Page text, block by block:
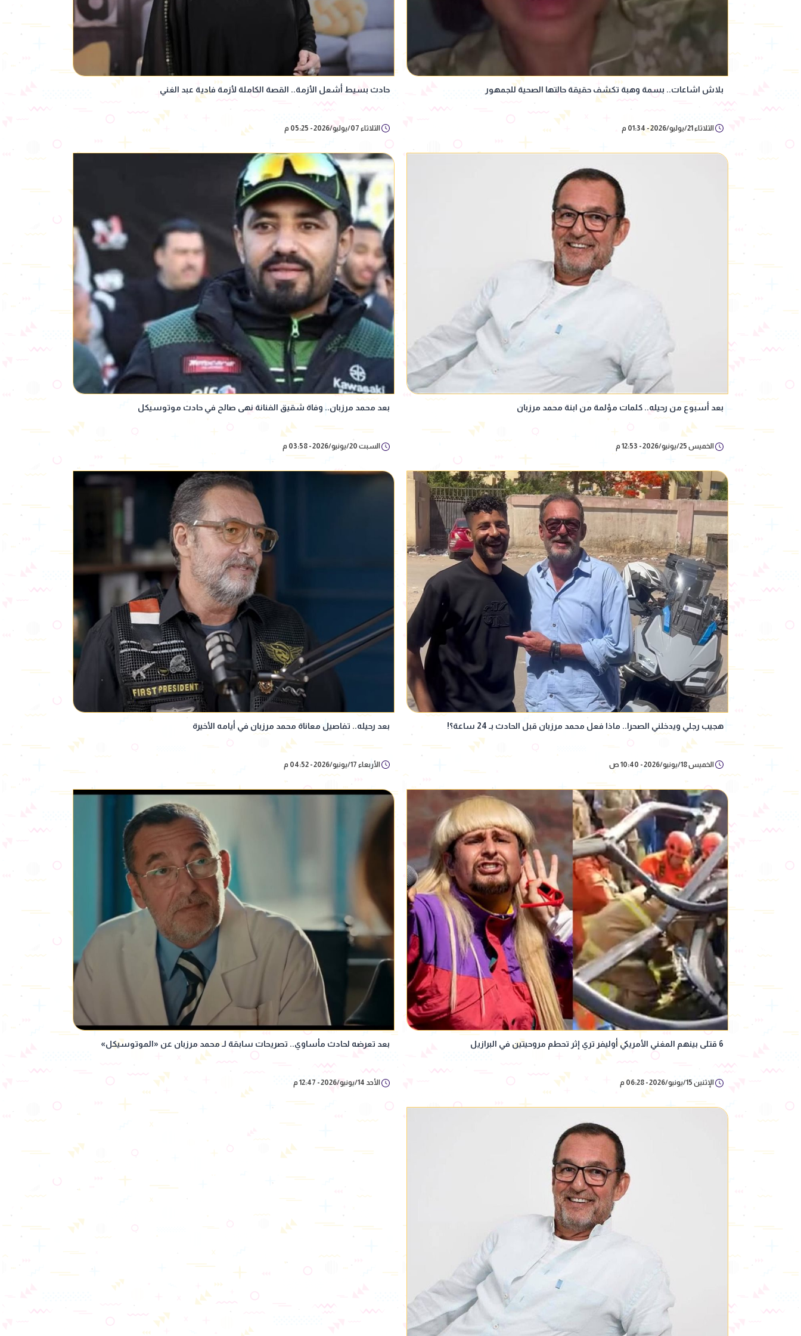
بلاش اشاعات.. بسمة وهبة تكشف حقيقة حالتها الصحية للجمهور
الثلاثاء 21/يوليو/2026 - 01:34 م
حادث بسيط أشعل الأزمة.. القصة الكاملة لأزمة فادية عبد الغني
الثلاثاء 07/يوليو/2026 - 05:25 م
بعد أسبوع من رحيله.. كلمات مؤلمة من ابنة محمد مرزبان
الخميس 25/يونيو/2026 - 12:53 م
بعد محمد مرزبان.. وفاة شقيق الفنانة نهى صالح في حادث موتوسيكل
السبت 20/يونيو/2026 - 03:58 م
هجيب رجلي ويدخلني الصحرا.. ماذا فعل محمد مرزبان قبل الحادث بـ 24 ساعة؟!
الخميس 18/يونيو/2026 - 10:40 ص
بعد رحيله.. تفاصيل معاناة محمد مرزبان في أيامه الأخيرة
الأربعاء 17/يونيو/2026 - 04:52 م
6 قتلى بينهم المغني الأمريكي أوليفر تري إثر تحطم مروحيتين في البرازيل
الإثنين 15/يونيو/2026 - 06:28 م
بعد تعرضه لحادث مأساوي.. تصريحات سابقة لـ محمد مرزبان عن «الموتوسيكل»
الأحد 14/يونيو/2026 - 12:47 م